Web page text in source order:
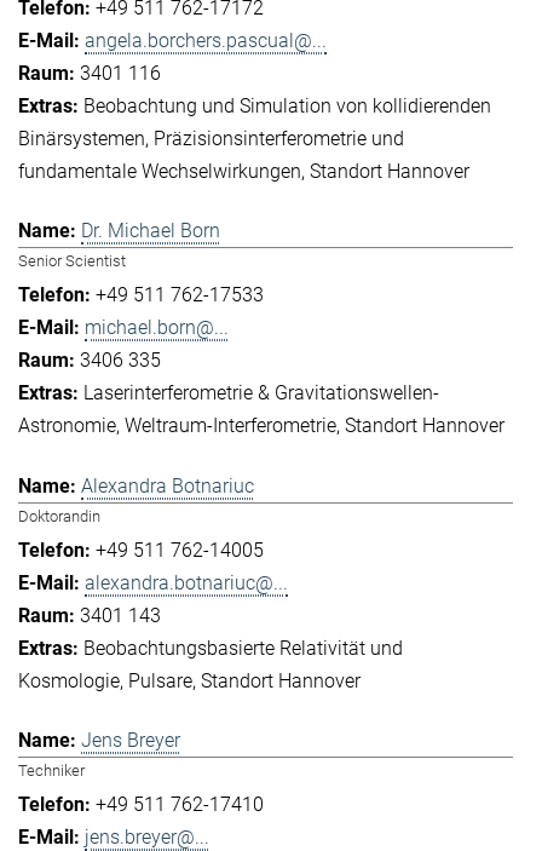
+49 511 762-17172
angela.borchers.pascual@...
3401 116
Beobachtung und Simulation von kollidierenden
Binärsystemen Präzisionsinterferometrie und
fundamentale Wechselwirkungen Standort Hannover
Dr. Michael Born
Senior Scientist
+49 511 762-17533
michael.born@...
3406 335
Laserinterferometrie & Gravitationswellen-
Astronomie Weltraum-Interferometrie Standort Hannover
Alexandra Botnariuc
Doktorandin
+49 511 762-14005
alexandra.botnariuc@...
3401 143
Beobachtungsbasierte Relativität und
Kosmologie Pulsare Standort Hannover
Jens Breyer
Techniker
+49 511 762-17410
jens.breyer@...